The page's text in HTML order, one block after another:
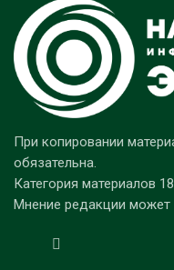
При копировании
обязательна.
Категория материалов
Мнение редакции может